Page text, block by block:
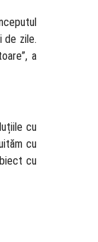
de zile.
a
cu
cu
cu